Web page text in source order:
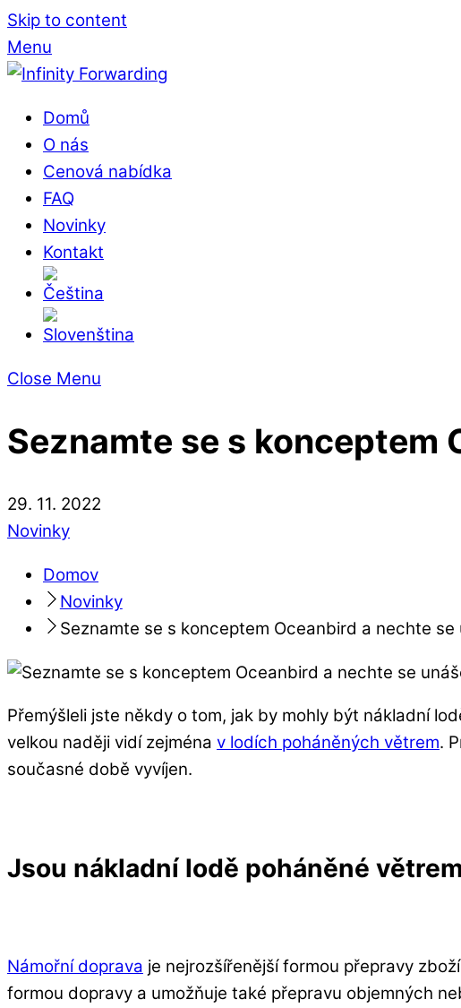
Skip to content
Menu
Domů
O nás
Cenová nabídka
FAQ
Novinky
Kontakt
Close Menu
Seznamte se s konceptem
29. 11. 2022
Novinky
Domov
Novinky
Seznamte se s konceptem Oceanbird a nechte
Přemýšleli jste někdy o tom, jak by mohly být nákladní
velkou naději vidí zejména v lodích poháněných větrem.
současné době vyvíjen.
Jsou nákladní lodě poháněné
Námořní doprava je nejrozšířenější formou přepravy
formou dopravy a umožňuje také přepravu objemných